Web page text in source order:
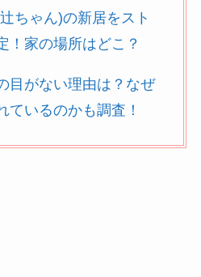
ちゃん)の新居をスト
！家の場所はどこ？
目がない理由は？なぜ
ているのかも調査！